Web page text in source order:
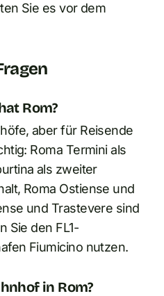
Sie es vor dem
Rom?
aber für Reisende
Roma Termini als
als zweiter
Roma Ostiense und
und Trastevere sind
Sie den FL1-
Fiumicino nutzen.
in Rom?